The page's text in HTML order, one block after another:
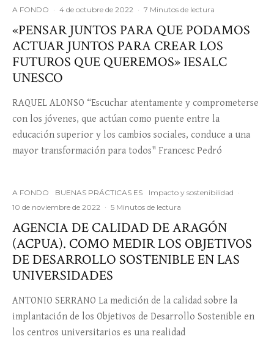
A FONDO · 4 de octubre de 2022 · 7 Minutos de lectura
«PENSAR JUNTOS PARA QUE PODAMOS
ACTUAR JUNTOS PARA CREAR LOS
FUTUROS QUE QUEREMOS» IESALC
UNESCO
RAQUEL ALONSO “Escuchar atentamente y comprometerse
con los jóvenes, que actúan como puente entre la
educación superior y los cambios sociales, conduce a una
mayor transformación para todos" Francesc Pedró
A FONDO BUENAS PRÁCTICAS ES Impacto y sostenibilidad ·
10 de noviembre de 2022 · 5 Minutos de lectura
AGENCIA DE CALIDAD DE ARAGÓN
(ACPUA). COMO MEDIR LOS OBJETIVOS
DE DESARROLLO SOSTENIBLE EN LAS
UNIVERSIDADES
ANTONIO SERRANO La medición de la calidad sobre la
implantación de los Objetivos de Desarrollo Sostenible en
los centros universitarios es una realidad